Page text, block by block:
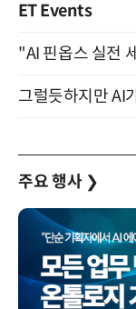
ET Events
주요 행사 ❯